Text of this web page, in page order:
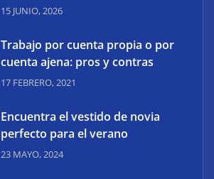
15 JUNIO, 2026
Trabajo por cuenta propia o por
cuenta ajena: pros y contras
17 FEBRERO, 2021
Encuentra el vestido de novia
perfecto para el verano
23 MAYO, 2024